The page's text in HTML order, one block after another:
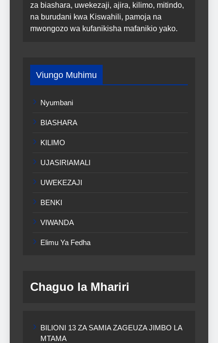
za biashara, uwekezaji, ajira, kilimo, mitindo,
na burudani kwa Kiswahili, pamoja na
mwongozo wa kufanikisha mafanikio yako.
Viungo Muhimu
Nyumbani
BIASHARA
KILIMO
UJASIRIAMALI
UWEKEZAJI
BENKI
VIWANDA
Elimu Ya Fedha
Chaguo la Mhariri
BILIONI 13 ZA SAMIA ZAGEUZA JIMBO LA
MTAMA